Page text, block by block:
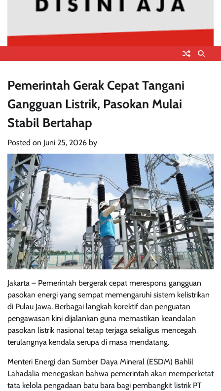
Pemerintah Gerak Cepat Tangani
Gangguan Listrik, Pasokan Mulai
Stabil Bertahap
Posted on Juni 25, 2026 by
Jakarta – Pemerintah bergerak cepat merespons gangguan
pasokan energi yang sempat memengaruhi sistem kelistrikan
di Pulau Jawa. Berbagai langkah korektif dan penguatan
pengawasan kini dijalankan guna memastikan keandalan
pasokan listrik nasional tetap terjaga sekaligus mencegah
terulangnya kendala serupa di masa mendatang.
Menteri Energi dan Sumber Daya Mineral (ESDM) Bahlil
Lahadalia menegaskan bahwa pemerintah akan memperketat
tata kelola pengadaan batu bara bagi pembangkit listrik PT